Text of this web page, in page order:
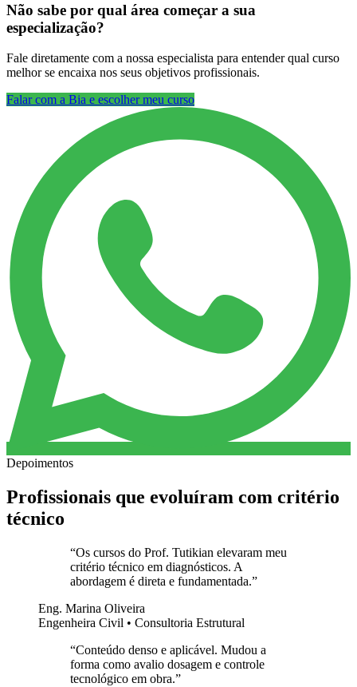
Não sabe por qual área começar a sua
especialização?
Fale diretamente com a nossa especialista para entender qual curso
melhor se encaixa nos seus objetivos profissionais.
Falar com a Bia e escolher meu curso
Depoimentos
Profissionais que evoluíram com critério
técnico
“Os cursos do Prof. Tutikian elevaram meu
critério técnico em diagnósticos. A
abordagem é direta e fundamentada.”
Eng. Marina Oliveira
Engenheira Civil • Consultoria Estrutural
“Conteúdo denso e aplicável. Mudou a
forma como avalio dosagem e controle
tecnológico em obra.”